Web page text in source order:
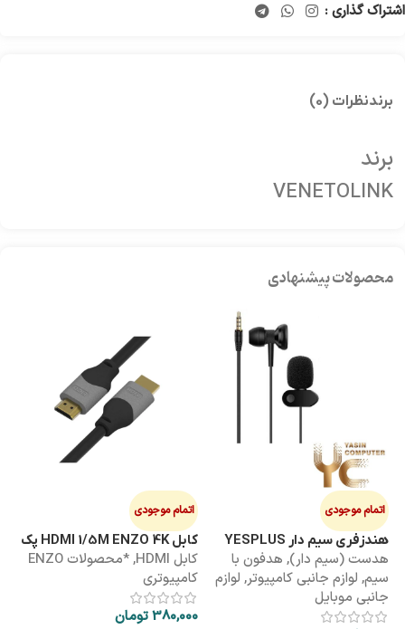
اشتراک گذاری :
برندنظرات (0)
برند
VENETOLINK
محصولات پیشنهادی
اتمام موجودی
هندزفری سیم دار YESPLUS
YS-113
هدست (سیم دار), هدفون با
سیم, لوازم جانبی کامپیوتر, لوازم
جانبی موبایل
اتمام موجودی
کابل HDMI 1/5M ENZO 4K پک
طلقی
کابل HDMI ,
*محصولات ENZO
کامپیوتری
380,000تومان